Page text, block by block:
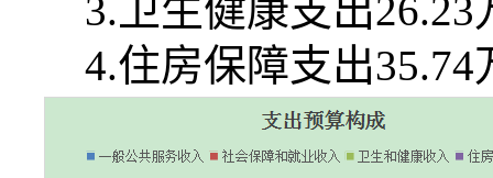
3. 卫生健康支出26.23
4.住房保障支出35.74